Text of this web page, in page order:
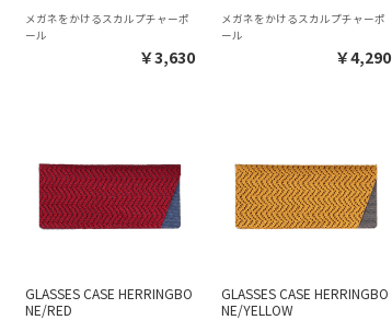
メガネをかけるスカルプチャーポ
ール
￥3,630
メガネをかけるスカルプチャーポ
ール
￥4,290
GLASSES CASE HERRINGBO
NE/RED
GLASSES CASE HERRINGBO
NE/YELLOW